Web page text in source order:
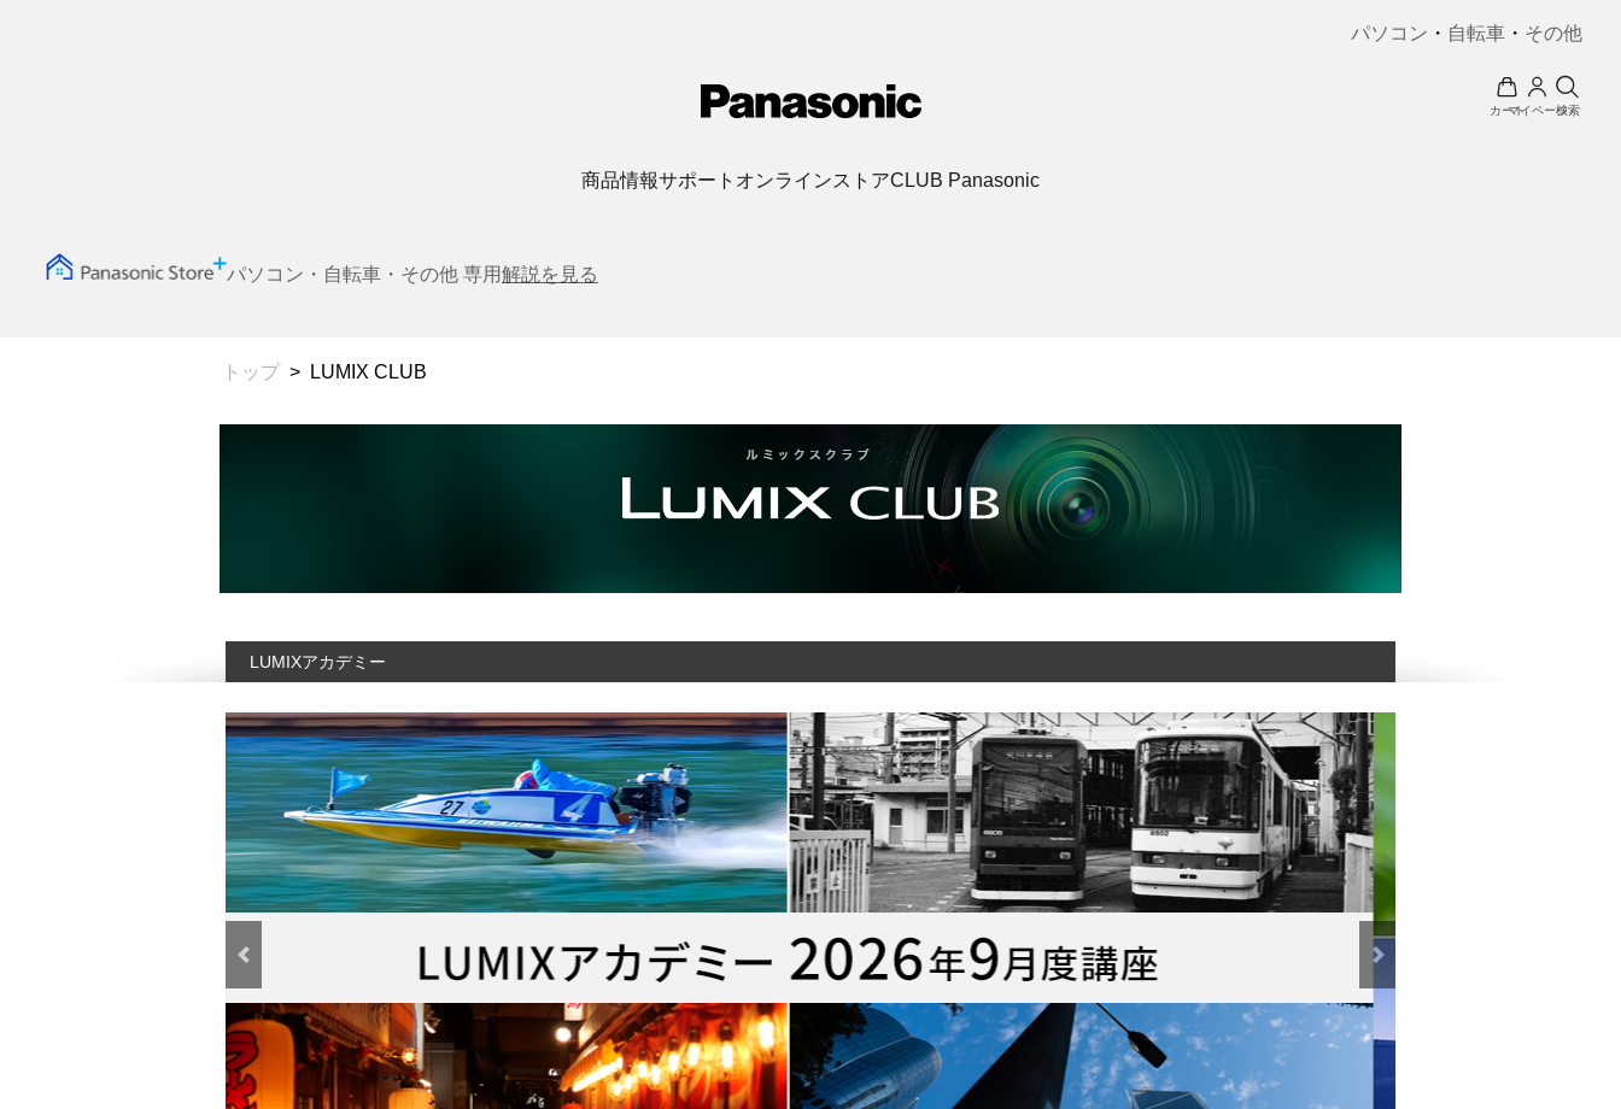
パソコン ・ 自転車 ・ その他
カートマイページ検索
商品情報サポート オンラインストアCLUB Panasonic
パソコン・自転車・その他 専用解説を見る
トップ LUMIX CLUB
LUMIXアカデミー